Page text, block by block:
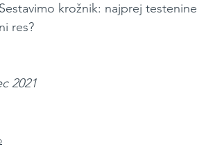
Sestavimo krožnik: najprej
ni res?
2021